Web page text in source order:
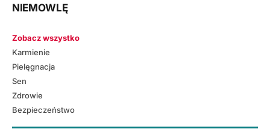
NIEMOWLĘ
Zobacz wszystko
Karmienie
Pielęgnacja
Sen
Zdrowie
Bezpieczeństwo